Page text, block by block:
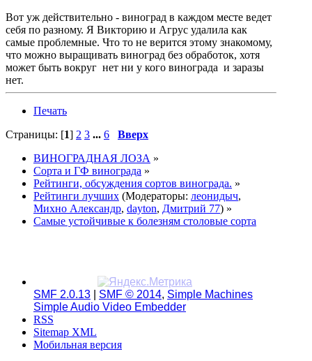
Вот уж действительно - виноград в каждом месте ведет
себя по разному. Я Викторию и Агрус удалила как
самые проблемные. Что то не верится этому знакомому,
что можно выращивать виноград без обработок, хотя
может быть вокруг нет ни у кого винограда и заразы
нет.
Печать
Страницы: [1] 2 3 ... 6
Вверх
ВИНОГРАДНАЯ ЛОЗА »
Сорта и ГФ винограда »
Рейтинги, обсуждения сортов винограда. »
Рейтинги лучших (Модераторы: леонидыч,
Михно Александр, dayton, Дмитрий 77) »
Самые устойчивые к болезням столовые сорта
SMF 2.0.13 SMF © 2014, Simple Machines
Simple Audio Video Embedder
RSS
Sitemap XML
Мобильная версия